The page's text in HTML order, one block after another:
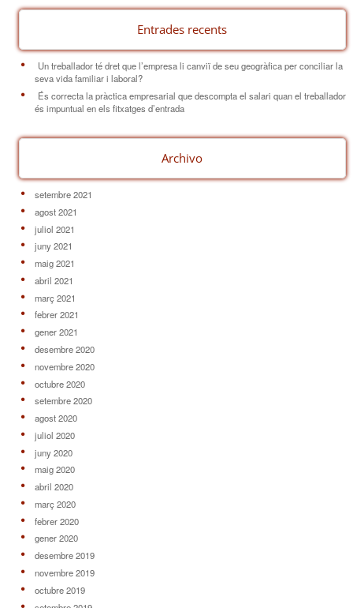
Entrades recents
Un treballador té dret que l’empresa li canviï de seu geogràfica per conciliar la
seva vida familiar i laboral?
És correcta la pràctica empresarial que descompta el salari quan el treballador
és impuntual en els fitxatges d’entrada
Archivo
setembre 2021
agost 2021
juliol 2021
juny 2021
maig 2021
abril 2021
març 2021
febrer 2021
gener 2021
desembre 2020
novembre 2020
octubre 2020
setembre 2020
agost 2020
juliol 2020
juny 2020
maig 2020
abril 2020
març 2020
febrer 2020
gener 2020
desembre 2019
novembre 2019
octubre 2019